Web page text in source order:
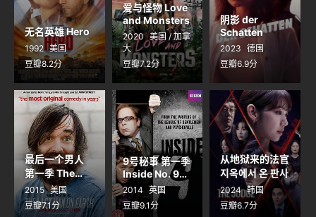
无名英雄 Hero
1992 美国
豆瓣8.2分
爱与怪物 Love
and Monsters
2020 美国 / 加拿
大
豆瓣7.2分
阴影 der
Schatten
2023
德国
豆瓣6.9分
最后一个男人
第一季 The
Last Man on
Earth Season
1
2015 美国
豆瓣7.1分
9号秘事 第一季
Inside No. 9
Season 1
2014 英国
豆瓣9.1分
从地狱来的法官
지옥에서 온 판사
2024 韩国
豆瓣6.7分